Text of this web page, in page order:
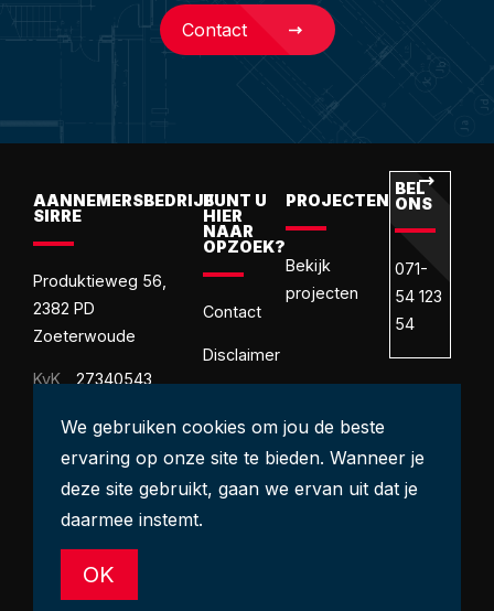
Contact
AANNEMERSBEDRIJF
SIRRE
Produktieweg 56,
2382 PD
Zoeterwoude
KvK 27340543
BTW
NL822276963B01
BUNT U
HIER
NAAR
OPZOEK?
Contact
Disclaimer
VCA**
certificaat
PROJECTEN
Bekijk
projecten
BEL
ONS
071-
54 123
54
We gebruiken cookies om jou de beste
ervaring op onze site te bieden. Wanneer je
deze site gebruikt, gaan we ervan uit dat je
daarmee instemt.
OK